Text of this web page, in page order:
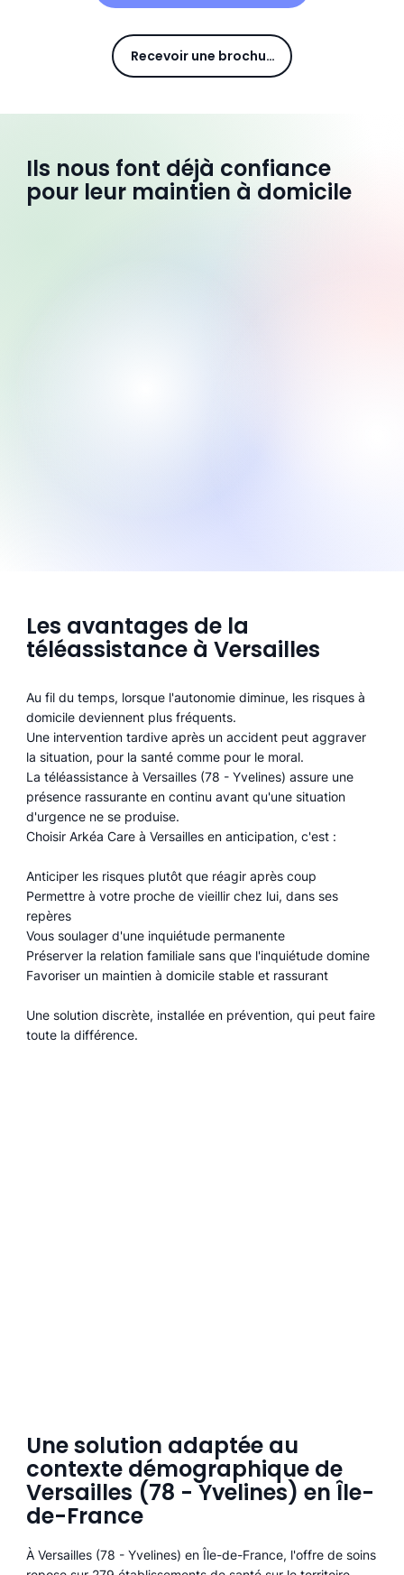
Recevoir une brochure
Ils nous font déjà confiance
pour leur maintien à domicile
Les avantages de la
téléassistance à Versailles
Au fil du temps, lorsque l'autonomie diminue, les risques à
domicile deviennent plus fréquents.
Une intervention tardive après un accident peut aggraver
la situation, pour la santé comme pour le moral.
La téléassistance à Versailles (78 - Yvelines) assure une
présence rassurante en continu avant qu'une situation
d'urgence ne se produise.
Choisir Arkéa Care à Versailles en anticipation, c'est :
Anticiper les risques plutôt que réagir après coup
Permettre à votre proche de vieillir chez lui, dans ses
repères
Vous soulager d'une inquiétude permanente
Préserver la relation familiale sans que l'inquiétude domine
Favoriser un maintien à domicile stable et rassurant
Une solution discrète, installée en prévention, qui peut faire
toute la différence.
Une solution adaptée au
contexte démographique de
Versailles (78 - Yvelines) en Île-
de-France
À Versailles (78 - Yvelines) en Île-de-France, l'offre de soins